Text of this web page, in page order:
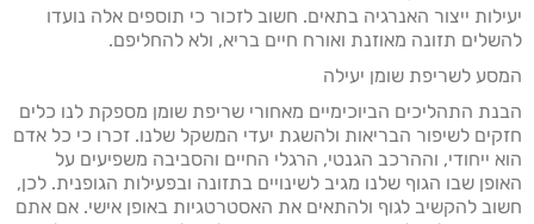
יעילות ייצור האנרגיה בתאים. חשוב לזכור כי תוספים אלה נועדו
להשלים תזונה מאוזנת ואורח חיים בריא, ולא להחליפם.
המסע לשריפת שומן יעילה
הבנת התהליכים הביוכימיים מאחורי שריפת שומן מספקת לנו כלים
חזקים לשיפור הבריאות ולהשגת יעדי המשקל שלנו. זכרו כי כל אדם
הוא ייחודי, וההרכב הגנטי, הרגלי החיים והסביבה משפיעים על
האופן שבו הגוף שלנו מגיב לשינויים בתזונה ובפעילות הגופנית. לכן,
חשוב להקשיב לגוף ולהתאים את האסטרטגיות באופן אישי. אם אתם